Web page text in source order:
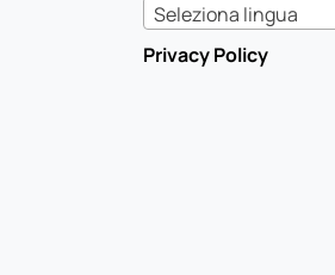
Seleziona lingua
Privacy Policy